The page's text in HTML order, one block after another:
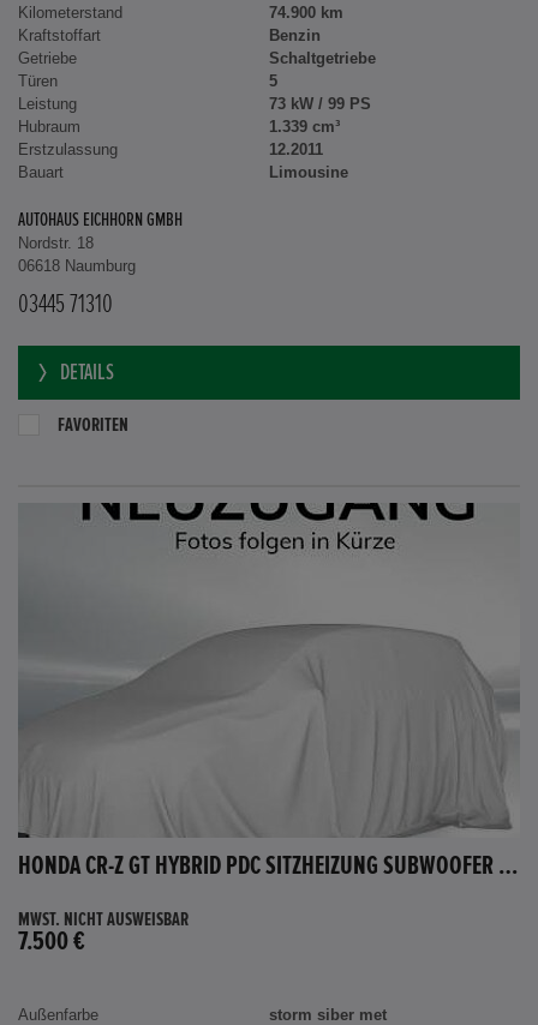
Kilometerstand
74.900 km
Kraftstoffart
Benzin
Getriebe
Schaltgetriebe
Türen
5
Leistung
73 kW / 99 PS
Hubraum
1.339 cm³
Erstzulassung
12.2011
Bauart
Limousine
AUTOHAUS EICHHORN GMBH
Nordstr. 18
06618 Naumburg
03445 71310
DETAILS
FAVORITEN
HONDA CR-Z GT HYBRID PDC SITZHEIZUNG SUBWOOFER BLUETOOTH
MWST. NICHT AUSWEISBAR
7.500 €
Außenfarbe
storm siber met